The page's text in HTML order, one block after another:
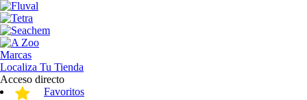
Marcas
Localiza Tu Tienda
Acceso directo
Favoritos